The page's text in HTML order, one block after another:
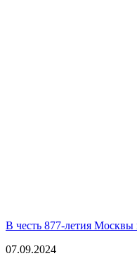
В честь 877-летия Москвы
07.09.2024